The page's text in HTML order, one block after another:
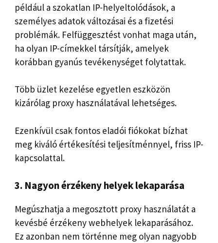
például a szokatlan IP-helyeltolódások, a
személyes adatok változásai és a fizetési
problémák. Felfüggesztést vonhat maga után,
ha olyan IP-címekkel társítják, amelyek
korábban gyanús tevékenységet folytattak.
Több üzlet kezelése egyetlen eszközön
kizárólag proxy használatával lehetséges.
Ezenkívül csak fontos eladói fiókokat bízhat
meg kiváló értékesítési teljesítménnyel, friss IP-
kapcsolattal.
3. Nagyon érzékeny helyek lekaparása
Megúszhatja a megosztott proxy használatát a
kevésbé érzékeny webhelyek lekaparásához.
Ez azonban nem történne meg olyan nagyobb